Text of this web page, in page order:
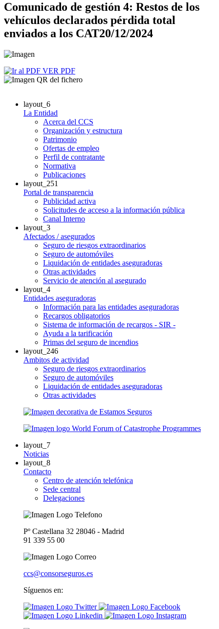
Comunicado de gestión 4: Restos de los
vehículos declarados pérdida total
enviados a los CAT20/12/2024
VER PDF
layout_6
La Entidad
Acerca del CCS
Organización y estructura
Patrimonio
Ofertas de empleo
Perfil de contratante
Normativa
Publicaciones
layout_251
Portal de transparencia
Publicidad activa
Solicitudes de acceso a la información pública
Canal Interno
layout_3
Afectados / asegurados
Seguro de riesgos extraordinarios
Seguro de automóviles
Liquidación de entidades aseguradoras
Otras actividades
Servicio de atención al asegurado
layout_4
Entidades aseguradoras
Información para las entidades aseguradoras
Recargos obligatorios
Sistema de información de recargos - SIR -
Ayuda a la tarificación
Primas del seguro de incendios
layout_246
Ambitos de actividad
Seguro de riesgos extraordinarios
Seguro de automóviles
Liquidación de entidades aseguradoras
Otras actividades
layout_7
Noticias
layout_8
Contacto
Centro de atención telefónica
Sede central
Delegaciones
Pº Castellana 32 28046 - Madrid
91 339 55 00
ccs@consorseguros.es
Síguenos en: